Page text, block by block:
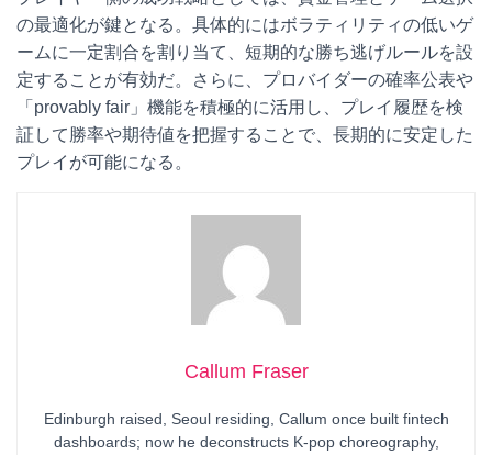
の最適化が鍵となる。具体的にはボラティリティの低いゲ
ームに一定割合を割り当て、短期的な勝ち逃げルールを設
定することが有効だ。さらに、プロバイダーの確率公表や
「provably fair」機能を積極的に活用し、プレイ履歴を検
証して勝率や期待値を把握することで、長期的に安定した
プレイが可能になる。
Callum Fraser
Edinburgh raised, Seoul residing, Callum once built fintech
dashboards; now he deconstructs K-pop choreography,